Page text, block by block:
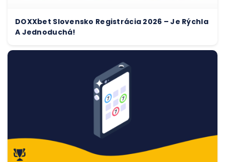
DOXXbet Slovensko Registrácia 2026 – Je Rýchla
A Jednoduchá!